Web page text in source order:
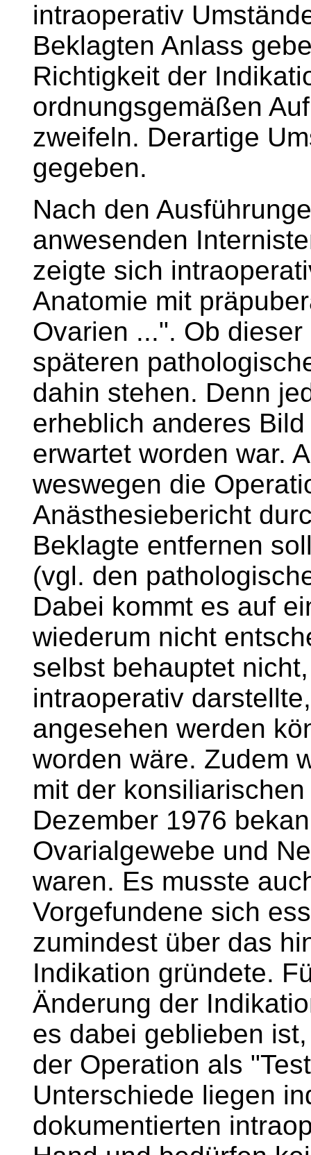
intraoperativ
Beklagten Anlass
Richtigkeit der
ordnungsgemäßen
zweifeln. Derartige
gegeben.
Nach den
anwesenden
zeigte sich
Anatomie mit
Ovarien ...". Ob
späteren
dahin stehen. Denn
erheblich anderes
erwartet worden war.
weswegen die
Anästhesiebericht
Beklagte entfernen
(vgl. den
Dabei kommt es auf
wiederum nicht
selbst behauptet
intraoperativ
angesehen werden
worden wäre. Zudem
mit der
Dezember 1976
Ovarialgewebe und
waren. Es musste
Vorgefundene sich
zumindest über das
Indikation gründete.
Änderung der
es dabei geblieben
der Operation als
Unterschiede liegen
dokumentierten